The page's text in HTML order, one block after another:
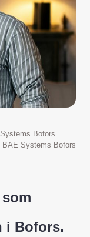
Bofors
BAE Systems Bofors
i Bofors.